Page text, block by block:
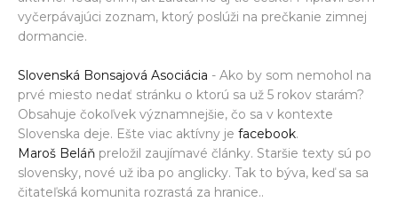
vyčerpávajúci zoznam, ktorý poslúži na prečkanie zimnej
dormancie.
Slovenská Bonsajová Asociácia - Ako by som nemohol na
prvé miesto nedať stránku o ktorú sa už 5 rokov starám?
Obsahuje čokoľvek významnejšie, čo sa v kontexte
Slovenska deje. Ešte viac aktívny je facebook.
Maroš Beláň preložil zaujímavé články. Staršie texty sú po
slovensky, nové už iba po anglicky. Tak to býva, keď sa sa
čitateľská komunita rozrastá za hranice..